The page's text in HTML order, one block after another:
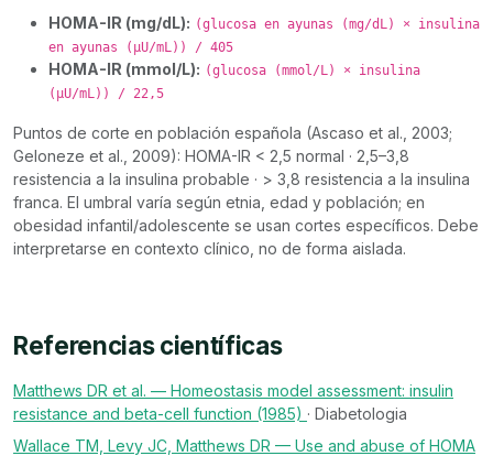
HOMA-IR (mg/dL): (glucosa en ayunas (mg/dL) × insulina
en ayunas (µU/mL)) / 405
HOMA-IR (mmol/L): (glucosa (mmol/L) × insulina
(µU/mL)) / 22,5
Puntos de corte en población española (Ascaso et al., 2003;
Geloneze et al., 2009): HOMA-IR < 2,5 normal · 2,5–3,8
resistencia a la insulina probable · > 3,8 resistencia a la insulina
franca. El umbral varía según etnia, edad y población; en
obesidad infantil/adolescente se usan cortes específicos. Debe
interpretarse en contexto clínico, no de forma aislada.
Referencias científicas
Matthews DR et al. — Homeostasis model assessment: insulin
resistance and beta-cell function (1985) · Diabetologia
Wallace TM, Levy JC, Matthews DR — Use and abuse of HOMA